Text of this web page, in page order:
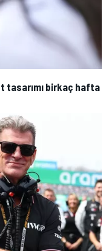
tasarımı birkaç hafta